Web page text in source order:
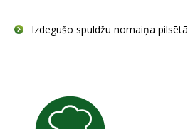
Izdegušo spuldžu nomaiņa pilsētā